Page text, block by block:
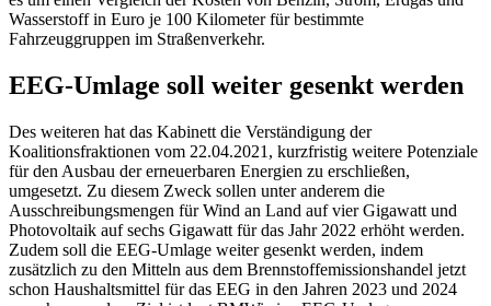
Wasserstoff in Euro je 100 Kilometer für bestimmte
Fahrzeuggruppen im Straßenverkehr.
EEG-Umlage soll weiter gesenkt werden
Des weiteren hat das Kabinett die Verständigung der
Koalitionsfraktionen vom 22.04.2021, kurzfristig weitere Potenziale
für den Ausbau der erneuerbaren Energien zu erschließen,
umgesetzt. Zu diesem Zweck sollen unter anderem die
Ausschreibungsmengen für Wind an Land auf vier Gigawatt und
Photovoltaik auf sechs Gigawatt für das Jahr 2022 erhöht werden.
Zudem soll die EEG-Umlage weiter gesenkt werden, indem
zusätzlich zu den Mitteln aus dem Brennstoffemissionshandel jetzt
schon Haushaltsmittel für das EEG in den Jahren 2023 und 2024